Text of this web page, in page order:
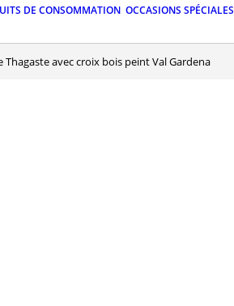
DE CONSOMMATION OCCASIONS SPÉCIALES
Thagaste avec croix bois peint Val Gardena